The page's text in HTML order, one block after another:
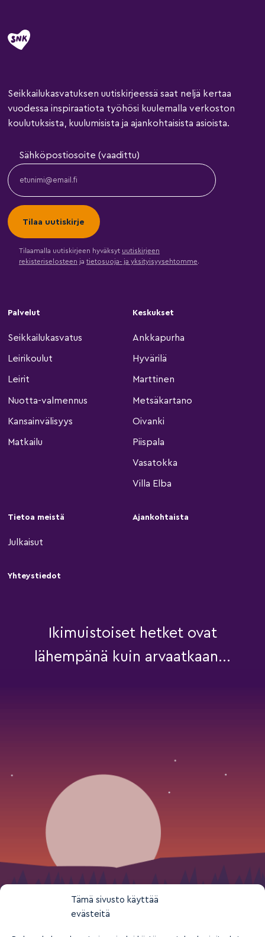
Tämä sivusto käyttää
evästeitä
Seikkailukasvatuksen uutiskirjeessä saat neljä kertaa
vuodessa inspiraatiota työhösi kuulemalla verkoston
koulutuksista, kuulumisista ja ajankohtaisista asioista.
Sähköpostiosoite (vaadittu)
Tilaamalla uutiskirjeen hyväksyt uutiskirjeen
rekisteriselosteen ja tietosuoja- ja yksityisyysehtomme.
Palvelut
Seikkailukasvatus
Leirikoulut
Leirit
Nuotta-valmennus
Kansainvälisyys
Matkailu
Keskukset
Ankkapurha
Hyvärilä
Marttinen
Metsäkartano
Oivanki
Piispala
Vasatokka
Villa Elba
Tietoa meistä
Julkaisut
Ajankohtaista
Yhteystiedot
Ikimuistoiset hetket ovat
lähempänä kuin arvaatkaan...